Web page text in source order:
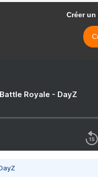
Créer
Royale - DayZ